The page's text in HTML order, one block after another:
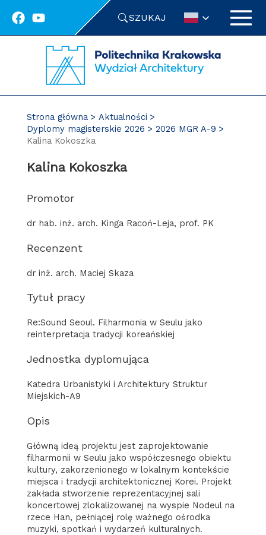
SZUKAJ
Strona główna
Aktualności
Dyplomy magisterskie 2026
2026 MGR A-9
Kalina Kokoszka
Kalina Kokoszka
Promotor
dr hab. inż. arch. Kinga Racoń-Leja, prof. PK
Recenzent
dr inż. arch. Maciej Skaza
Tytuł pracy
Re:Sound Seoul. Filharmonia w Seulu jako
reinterpretacja tradycji koreańskiej
Jednostka dyplomująca
Katedra Urbanistyki i Architektury Struktur
Miejskich-A9
Opis
Główną ideą projektu jest zaprojektowanie
filharmonii w Seulu jako współczesnego obiektu
kultury, zakorzenionego w lokalnym kontekście
miejsca i tradycji architektonicznej Korei. Projekt
zakłada stworzenie reprezentacyjnej sali
koncertowej zlokalizowanej na wyspie Nodeul na
rzece Han, pełniącej rolę ważnego ośrodka
muzyki, spotkań i wydarzeń kulturalnych.